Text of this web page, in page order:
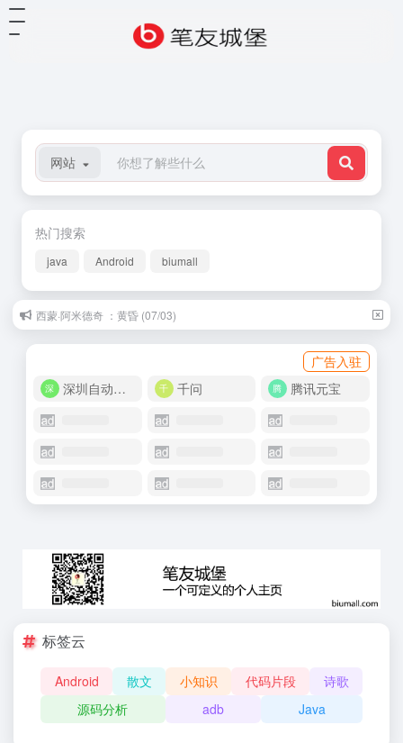
网站
热门搜索
java Android biumall
西蒙·阿米德奇 ：黄昏 (07/03)
广告入驻
深圳自动化商城
千问 腾讯元宝
标签云
Android 散文 小知识 代码片段
诗歌
源码分析
adb Java